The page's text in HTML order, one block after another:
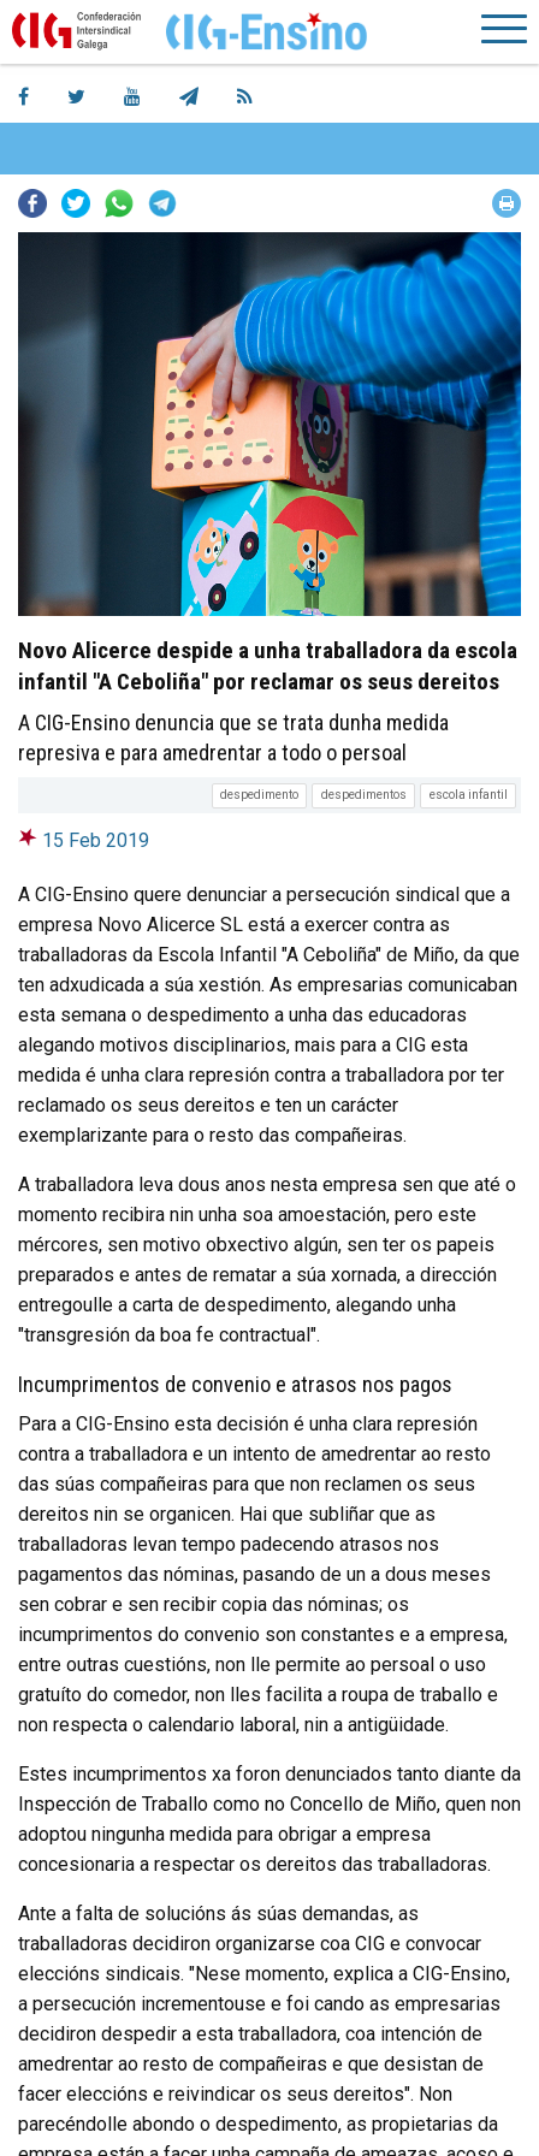
Facebook
TwitterWhatsapp
Novo Alicerce despide a unha traballadora da escola
infantil "A Ceboliña" por reclamar os seus dereitos
A CIG-Ensino denuncia que se trata dunha medida
represiva e para amedrentar a todo o persoal
despedimento despedimentos escola infantil
15 Feb 2019
A CIG-Ensino quere denunciar a persecución sindical que a
empresa Novo Alicerce SL está a exercer contra as
traballadoras da Escola Infantil "A Ceboliña" de Miño, da que
ten adxudicada a súa xestión. As empresarias comunicaban
esta semana o despedimento a unha das educadoras
alegando motivos disciplinarios, mais para a CIG esta
medida é unha clara represión contra a traballadora por ter
reclamado os seus dereitos e ten un carácter
exemplarizante para o resto das compañeiras.
A traballadora leva dous anos nesta empresa sen que até o
momento recibira nin unha soa amoestación, pero este
mércores, sen motivo obxectivo algún, sen ter os papeis
preparados e antes de rematar a súa xornada, a dirección
entregoulle a carta de despedimento, alegando unha
"transgresión da boa fe contractual".
Incumprimentos de convenio e atrasos nos pagos
Para a CIG-Ensino esta decisión é unha clara represión
contra a traballadora e un intento de amedrentar ao resto
das súas compañeiras para que non reclamen os seus
dereitos nin se organicen. Hai que subliñar que as
traballadoras levan tempo padecendo atrasos nos
pagamentos das nóminas, pasando de un a dous meses
sen cobrar e sen recibir copia das nóminas; os
incumprimentos do convenio son constantes e a empresa,
entre outras cuestións, non lle permite ao persoal o uso
gratuíto do comedor, non lles facilita a roupa de traballo e
non respecta o calendario laboral, nin a antigüidade.
Estes incumprimentos xa foron denunciados tanto diante da
Inspección de Traballo como no Concello de Miño, quen non
adoptou ningunha medida para obrigar a empresa
concesionaria a respectar os dereitos das traballadoras.
Ante a falta de solucións ás súas demandas, as
traballadoras decidiron organizarse coa CIG e convocar
eleccións sindicais. "Nese momento, explica a CIG-Ensino,
a persecución incrementouse e foi cando as empresarias
decidiron despedir a esta traballadora, coa intención de
amedrentar ao resto de compañeiras e que desistan de
facer eleccións e reivindicar os seus dereitos". Non
parecéndolle abondo o despedimento, as propietarias da